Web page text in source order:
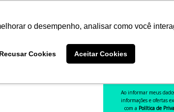
o desempenho, analisar como você
Recusar Cookies Aceitar Cookies
Ao informar meus
informações e ofertas
com a Política de